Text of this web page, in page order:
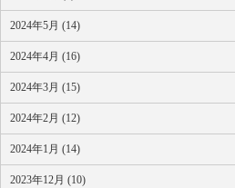
2024年5月 (14)
2024年4月 (16)
2024年3月 (15)
2024年2月 (12)
2024年1月 (14)
2023年12月 (10)